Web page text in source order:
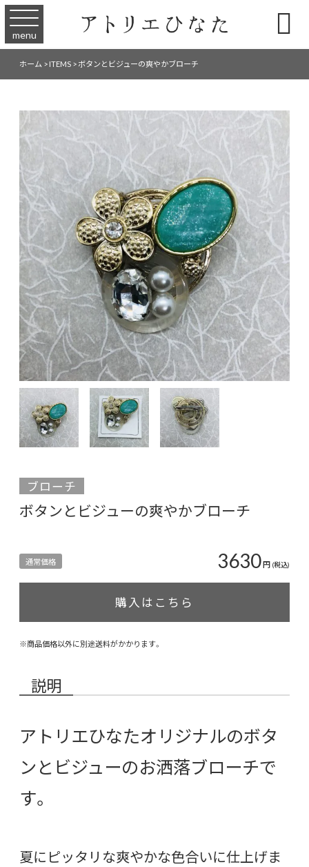
menu 
ホーム>ITEMS>ボタンとビジューの爽やかブローチ
ブローチ
ボタンとビジューの爽やかブローチ
通常価格 3630円 (税込)
購入はこちら
※商品価格以外に別途送料がかかります。
説明
アトリエひなたオリジナルのボタ
ンとビジューのお洒落ブローチで
す。
夏にピッタリな爽やかな色合いに仕上げま